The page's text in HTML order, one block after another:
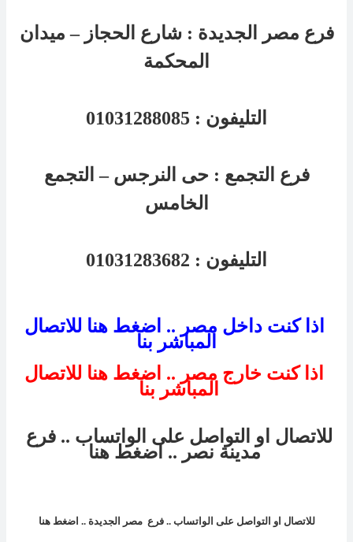
فرع مصر الجديدة :شارع الحجاز – ميدان
المحكمة
التليفون : 01031288085
فرع التجمع : حى النرجس – التجمع
الخامس
التليفون : 01031283682
اذا كنت داخل مصر .. اضغط هنا للاتصال
اذا كنت خارج مصر .. اضغط هنا للاتصال
المباشر بنا
للاتصال او التواصل على الواتساب .. فرع
مدينة نصر .. اضغط هنا
للاتصال او التواصل على الواتساب .. فرع مصر الجديدة .. اضغط هنا